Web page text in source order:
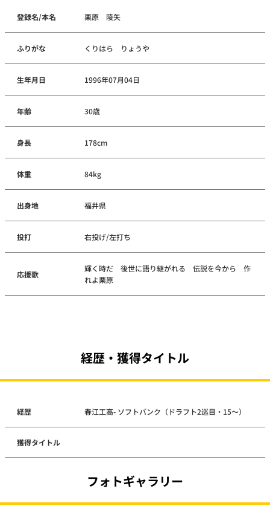
登録名/本名 栗原 陵矢
ふりがな くりはら りょうや
生年月日 1996年07月04日
年齢 30歳
身長 178cm
体重 84kg
出身地 福井県
投打 右投げ/左打ち
応援歌
輝く時だ 後世に語り継がれる 伝説を今から 作
れよ栗原
経歴・獲得タイトル
経歴 春江工高- ソフトバンク（ドラフト2巡目・15～）
獲得タイトル
フォトギャラリー